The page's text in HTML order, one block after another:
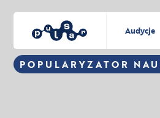
POPULARYZATOR
Audycje